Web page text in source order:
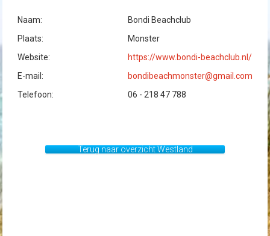
Naam:
Bondi Beachclub
Plaats:
Monster
Website:
https://www.bondi-beachclub.nl/
E-mail:
bondibeachmonster@gmail.com
Telefoon:
06 - 218 47 788
Terug naar overzicht Westland